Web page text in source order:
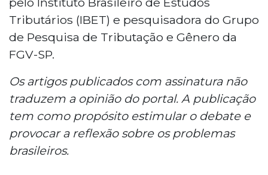
Tributários (IBET) e pesquisadora do Grupo
de Pesquisa de Tributação e Gênero da
FGV-SP.
Os artigos publicados com assinatura não
traduzem a opinião do portal. A publicação
tem como propósito estimular o debate e
provocar a reflexão sobre os problemas
brasileiros.